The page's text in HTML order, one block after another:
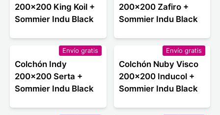
200x200 King Koil +
Sommier Indu Black
200x200 Zafiro +
Sommier Indu Black
Envío gratis
Colchón Indy
200x200 Serta +
Sommier Indu Black
Envío gratis
Colchón Nuby Visco
200x200 Inducol +
Sommier Indu Black